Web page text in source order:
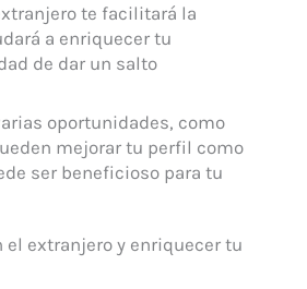
te facilitará la
a enriquecer tu
de dar un salto
oportunidades, como
mejorar tu perfil como
ser beneficioso para tu
extranjero y enriquecer tu